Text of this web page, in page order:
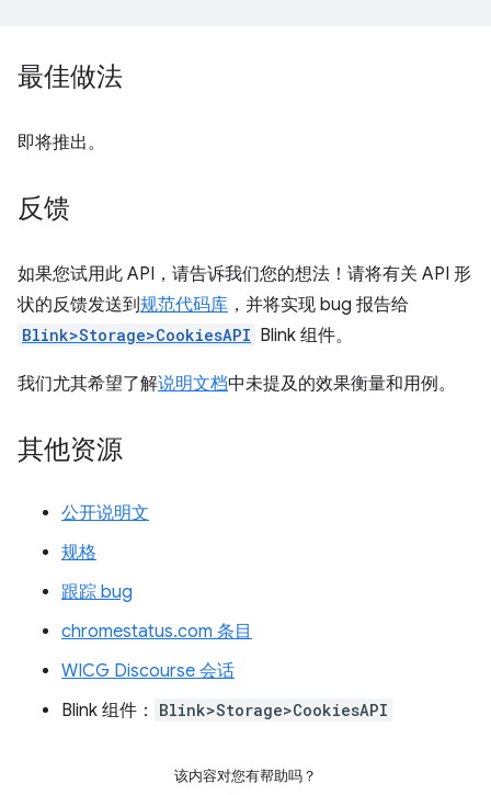
最佳做法
即将推出。
反馈
如果您试用此 API，请告诉我们您的想法！请将有关 API 形
状的反馈发送到规范代码库 ，并将实现 bug 报告给
Blink>Storage>CookiesAPI Blink 组件。
我们尤其希望了解说明文档中未提及的效果衡量和用例。
其他资源
公开说明文
规格
跟踪 bug
chromestatus.com 条目
WICG Discourse 会话
Blink 组件：
Blink>Storage>CookiesAPI
该内容对您有帮助吗？